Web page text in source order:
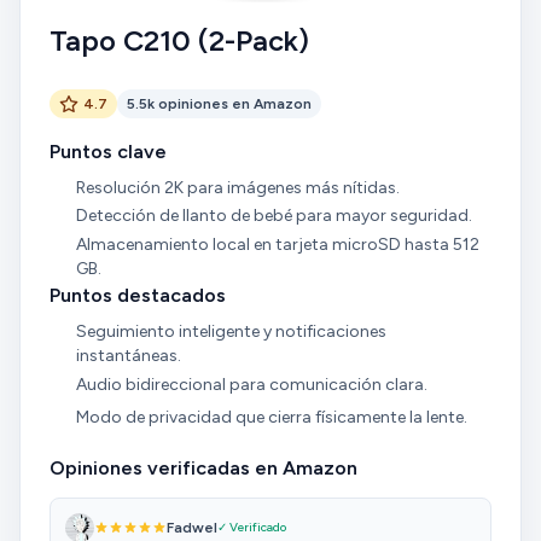
Tapo C210 (2-Pack)
4.7 5.5k opiniones en Amazon
Puntos clave
Resolución 2K para imágenes más nítidas.
Detección de llanto de bebé para mayor seguridad.
Almacenamiento local en tarjeta microSD hasta 512
GB.
Puntos destacados
Seguimiento inteligente y notificaciones
instantáneas.
Audio bidireccional para comunicación clara.
Modo de privacidad que cierra físicamente la lente.
Opiniones verificadas en Amazon
Fadwel✓ Verificado